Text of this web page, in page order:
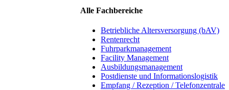
Alle Fachbereiche
Betriebliche Altersversorgung (bAV)
Rentenrecht
Fuhrparkmanagement
Facility Management
Ausbildungsmanagement
Postdienste und Informationslogistik
Empfang / Rezeption / Telefonzentrale